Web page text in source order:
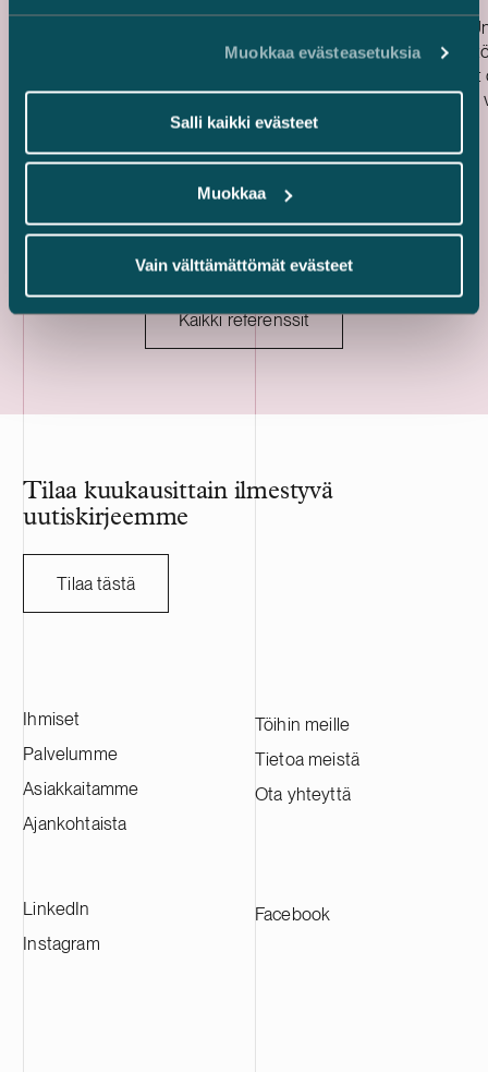
Muokkaa evästeasetuksia
Salli kaikki evästeet
Muokkaa
Vain välttämättömät evästeet
erikoissijoitusrahastoa sen myydessä
talon. PMK-talo on monipuolinen
toimitilakiinteistö, jossa toimii kymmeniä
vuokralaisia. Tilat ovat muun muassa
varasto-, tuotanto- ja toimistokäytössä.
Avustimme
2021 ja 2022
kolme
Portfolion
Kaikki referenssit
Tilaa kuukausittain ilmestyvä
uutiskirjeemme
Tilaa tästä
Ihmiset
Palvelumme
Asiakkaitamme
Ajankohtaista
Töihin meille
Tietoa meistä
Ota yhteyttä
LinkedIn
Instagram
Facebook